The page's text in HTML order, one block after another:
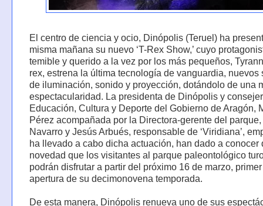
El centro de ciencia y ocio, Dinópolis (Teruel) ha
misma mañana su nuevo ‘T-Rex Show,’ cuyo
temible y querido a la vez por los más pequeños,
rex, estrena la última tecnología de vanguardia, nuevos
de iluminación, sonido y proyección, dotándolo de una
espectacularidad. La presidenta de Dinópolis y
Educación, Cultura y Deporte del Gobierno de Aragón,
Pérez acompañada por la Directora-gerente del
Navarro y Jesús Arbués, responsable de ‘Viridiana’,
ha llevado a cabo dicha actuación, han dado a conocer
novedad que los visitantes al parque paleontológico
podrán disfrutar a partir del próximo 16 de marzo,
apertura de su decimonovena temporada.
De esta manera, Dinópolis renueva uno de sus